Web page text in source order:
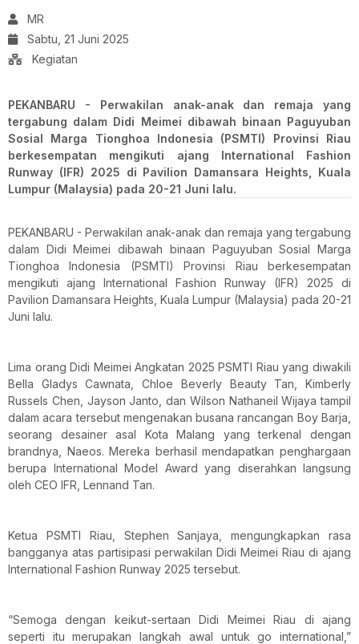
MR
Sabtu, 21 Juni 2025
Kegiatan
PEKANBARU - Perwakilan anak-anak dan remaja yang
tergabung dalam Didi Meimei dibawah binaan Paguyuban
Sosial Marga Tionghoa Indonesia (PSMTI) Provinsi Riau
berkesempatan mengikuti ajang International Fashion
Runway (IFR) 2025 di Pavilion Damansara Heights, Kuala
Lumpur (Malaysia) pada 20-21 Juni lalu.
PEKANBARU - Perwakilan anak-anak dan remaja yang tergabung
dalam Didi Meimei dibawah binaan Paguyuban Sosial Marga
Tionghoa Indonesia (PSMTI) Provinsi Riau berkesempatan
mengikuti ajang International Fashion Runway (IFR) 2025 di
Pavilion Damansara Heights, Kuala Lumpur (Malaysia) pada 20-21
Juni lalu.
Lima orang Didi Meimei Angkatan 2025 PSMTI Riau yang diwakili
Bella Gladys Cawnata, Chloe Beverly Beauty Tan, Kimberly
Russels Chen, Jayson Janto, dan Wilson Nathaneil Wijaya tampil
dalam acara tersebut mengenakan busana rancangan Boy Barja,
seorang desainer asal Kota Malang yang terkenal dengan
brandnya, Naeos. Mereka berhasil mendapatkan penghargaan
berupa International Model Award yang diserahkan langsung
oleh CEO IFR, Lennand Tan.
Ketua PSMTI Riau, Stephen Sanjaya, mengungkapkan rasa
bangganya atas partisipasi perwakilan Didi Meimei Riau di ajang
International Fashion Runway 2025 tersebut.
“Semoga dengan keikut-sertaan Didi Meimei Riau di ajang
seperti itu merupakan langkah awal untuk go international,”